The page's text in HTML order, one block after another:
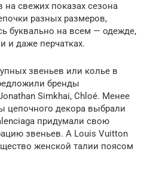
свежих показах сезона
разных размеров,
буквально на всем — одежде,
и даже перчатках.
звеньев или колье в
бренды
Simkhai, Chloé. Менее
цепочного декора выбрали
придумали свою
звеньев. А Louis Vuitton
женской талии поясом